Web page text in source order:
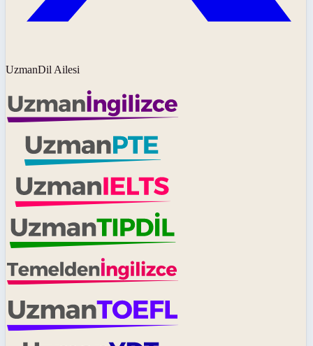
UzmanDil Ailesi